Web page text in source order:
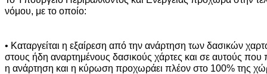
νόμου, με το οποίο:
• Καταργείται η εξαίρεση από την ανάρτηση των δασικών
στους ήδη αναρτημένους δασικούς χάρτες και σε αυτούς που
η ανάρτηση και η κύρωση προχωράει πλέον στο 100% της